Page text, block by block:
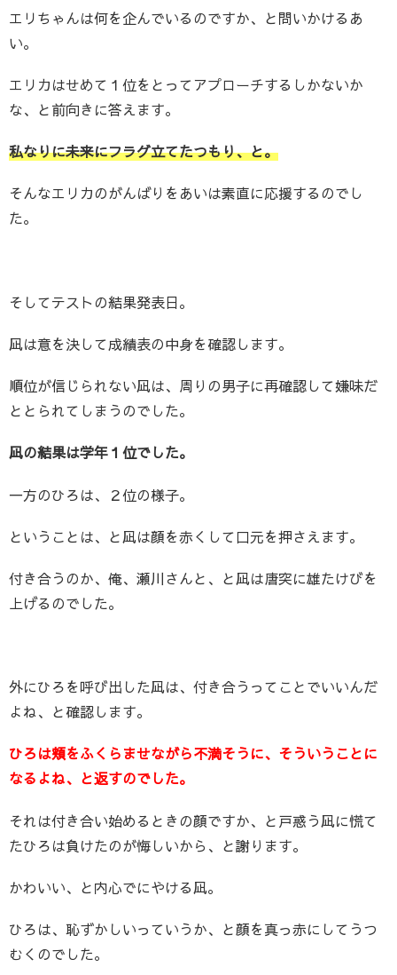
エリちゃんは何を企んでいるのですか、と問いかけるあ
い。
エリカはせめて１位をとってアプローチするしかないか
な、と前向きに答えます。
私なりに未来にフラグ立てたつもり、と。
そんなエリカのがんばりをあいは素直に応援するのでし
た。
そしてテストの結果発表日。
凪は意を決して成績表の中身を確認します。
順位が信じられない凪は、周りの男子に再確認して嫌味だ
ととられてしまうのでした。
凪の結果は学年１位でした。
一方のひろは、２位の様子。
ということは、と凪は顔を赤くして口元を押さえます。
付き合うのか、俺、瀬川さんと、と凪は唐突に雄たけびを
上げるのでした。
外にひろを呼び出した凪は、付き合うってことでいいんだ
よね、と確認します。
ひろは頬をふくらませながら不満そうに、そういうことに
なるよね、と返すのでした。
それは付き合い始めるときの顔ですか、と戸惑う凪に慌て
たひろは負けたのが悔しいから、と謝ります。
かわいい、と内心でにやける凪。
ひろは、恥ずかしいっていうか、と顔を真っ赤にしてうつ
むくのでした。